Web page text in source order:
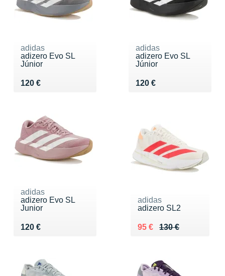
adidas
adizero Evo SL
Júnior
120 €
Vendu 120 €
adidas
adizero Evo SL
Júnior
120 €
Vendu 120 €
adidas
adizero Evo SL
Junior
120 €
Vendu 120 €
adidas
adizero SL2
130 €
Au lieu de 130 €
95 €
Vendu 95 €